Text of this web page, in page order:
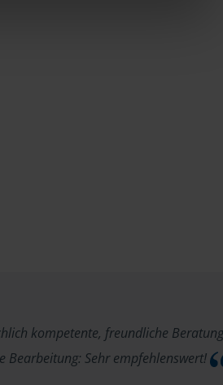
kompetente, freundliche
Bearbeitung: Sehr empfehlenswert!